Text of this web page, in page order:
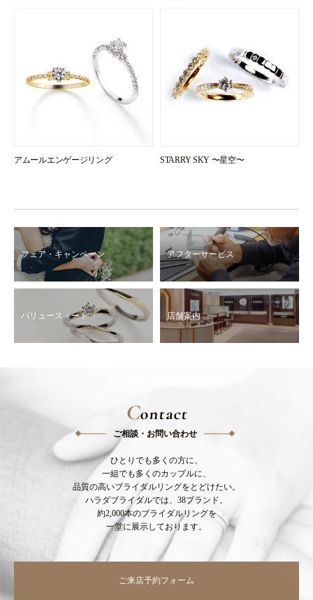
アムールエンゲージリング STARRY SKY 〜星空〜
フェア・キャンペーン アフターサービス
バリュースィート 店舗案内
Contact
ご相談・お問い合わせ
ひとりでも多くの方に、
一組でも多くのカップルに、
品質の高いブライダルリングをとどけたい。
ハラダブライダルでは、38ブランド、
約2,000本のブライダルリングを
一堂に展示しております。
ご来店予約フォーム